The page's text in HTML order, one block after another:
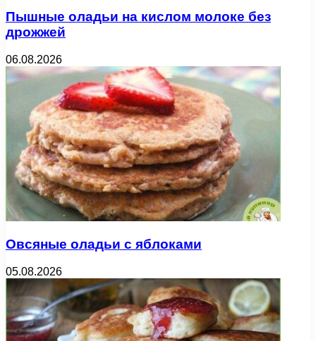
Пышные оладьи на кислом молоке без
дрожжей
06.08.2026
Овсяные оладьи с яблоками
05.08.2026